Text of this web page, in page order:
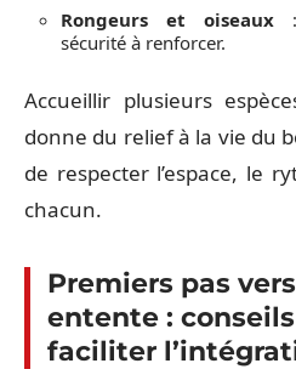
Rongeurs et oiseaux
sécurité à renforcer.
Accueillir plusieurs
donne du relief à la vie du
de respecter l’espace, le
chacun.
Premiers pas
entente :
faciliter